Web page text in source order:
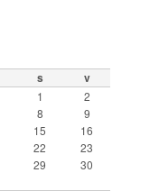
s v
1
2
8
9
15
16
22
23
29
30